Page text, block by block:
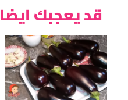
قد يعجبك ايضا